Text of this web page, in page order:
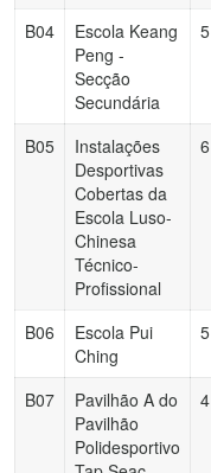
B04
Escola Keang
Peng -
Secção
Secundária
5
B05
Instalações
Desportivas
Cobertas da
Escola Luso-
Chinesa
Técnico-
Profissional
6
B06
Escola Pui
Ching
5
B07
Pavilhão A do
Pavilhão
Polidesportivo
4